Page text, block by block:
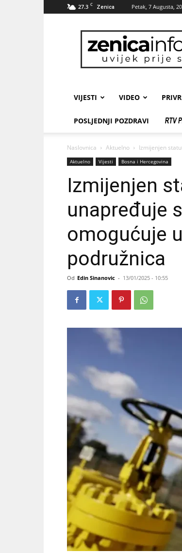
27.3 C Zenica Petak, 7 Augusta,
VIJESTI VIDEO
POSLJEDNJI POZDRAVI
Naslovnica Aktuelno Izmijenjen
Aktuelno Vijesti Bosna i Hercegovina
Izmijenjen
unapređuje
omogućuje
podružnica
Od Edin Sinanovic - 13/01/2025 - 10:55